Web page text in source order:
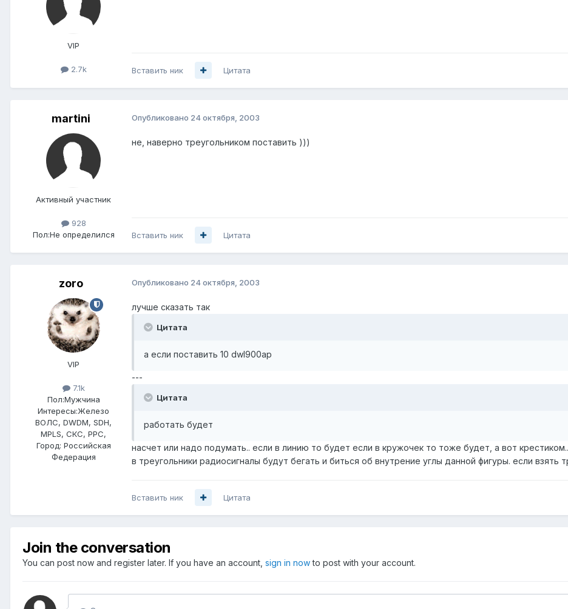
VIP
2.7k Вставить ник Цитата
martini
Активный участник
928
Пол:Не определился
Опубликовано 24 октября, 2003
не, наверно треугольником поставить )))
Вставить ник Цитата
zoro
VIP
7.1k
Пол:Мужчина
Интересы:Железо
ВОЛС, DWDM, SDH,
MPLS, СКС, РРС,
Город: Российская
Федерация
Опубликовано 24 октября, 2003
лучше сказать так
Цитата
а если поставить 10 dwl900ap
---
Цитата
работать будет
насчет или надо подумать.. если в линию то будет если в кружочек то тоже будет, а вот
в треугольники радиосигналы будут бегать и биться об внутрение углы данной фигуры. если взять
Вставить ник Цитата
Join the conversation
You can post now and register later. If you have an account, sign in nowto post with your account.